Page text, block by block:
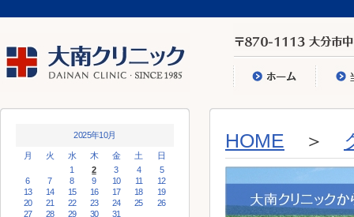
2025年10月
月 火 水 木 金 土
日
1
2 3 4
5
6
7 8 9 10 11
12
13
14 15 16 17 18
19
20
21 22 23 24 25
26
27
28 29 30
31
HOME ＞